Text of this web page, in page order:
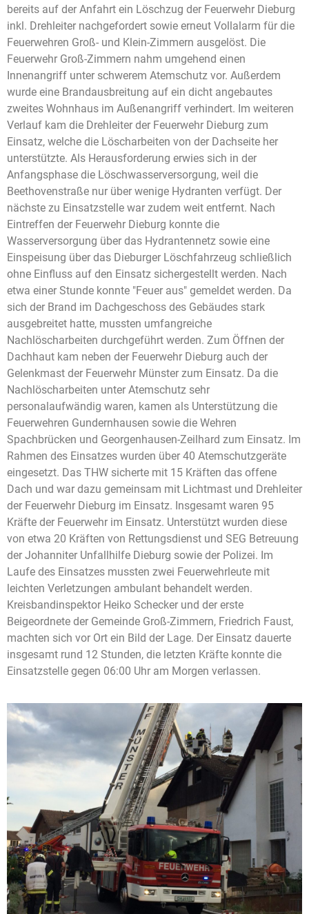
bereits auf der Anfahrt ein Löschzug der Feuerwehr Dieburg
inkl. Drehleiter nachgefordert sowie erneut Vollalarm für die
Feuerwehren Groß- und Klein-Zimmern ausgelöst. Die
Feuerwehr Groß-Zimmern nahm umgehend einen
Innenangriff unter schwerem Atemschutz vor. Außerdem
wurde eine Brandausbreitung auf ein dicht angebautes
zweites Wohnhaus im Außenangriff verhindert. Im weiteren
Verlauf kam die Drehleiter der Feuerwehr Dieburg zum
Einsatz, welche die Löscharbeiten von der Dachseite her
unterstützte. Als Herausforderung erwies sich in der
Anfangsphase die Löschwasserversorgung, weil die
Beethovenstraße nur über wenige Hydranten verfügt. Der
nächste zu Einsatzstelle war zudem weit entfernt. Nach
Eintreffen der Feuerwehr Dieburg konnte die
Wasserversorgung über das Hydrantennetz sowie eine
Einspeisung über das Dieburger Löschfahrzeug schließlich
ohne Einfluss auf den Einsatz sichergestellt werden. Nach
etwa einer Stunde konnte "Feuer aus" gemeldet werden. Da
sich der Brand im Dachgeschoss des Gebäudes stark
ausgebreitet hatte, mussten umfangreiche
Nachlöscharbeiten durchgeführt werden. Zum Öffnen der
Dachhaut kam neben der Feuerwehr Dieburg auch der
Gelenkmast der Feuerwehr Münster zum Einsatz. Da die
Nachlöscharbeiten unter Atemschutz sehr
personalaufwändig waren, kamen als Unterstützung die
Feuerwehren Gundernhausen sowie die Wehren
Spachbrücken und Georgenhausen-Zeilhard zum Einsatz. Im
Rahmen des Einsatzes wurden über 40 Atemschutzgeräte
eingesetzt. Das THW sicherte mit 15 Kräften das offene
Dach und war dazu gemeinsam mit Lichtmast und Drehleiter
der Feuerwehr Dieburg im Einsatz. Insgesamt waren 95
Kräfte der Feuerwehr im Einsatz. Unterstützt wurden diese
von etwa 20 Kräften von Rettungsdienst und SEG Betreuung
der Johanniter Unfallhilfe Dieburg sowie der Polizei. Im
Laufe des Einsatzes mussten zwei Feuerwehrleute mit
leichten Verletzungen ambulant behandelt werden.
Kreisbandinspektor Heiko Schecker und der erste
Beigeordnete der Gemeinde Groß-Zimmern, Friedrich Faust,
machten sich vor Ort ein Bild der Lage. Der Einsatz dauerte
insgesamt rund 12 Stunden, die letzten Kräfte konnte die
Einsatzstelle gegen 06:00 Uhr am Morgen verlassen.